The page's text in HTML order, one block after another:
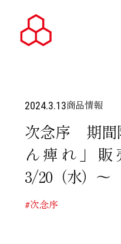
2024.3.13商品情報
次念序 期間
ん痺れ」
3/20（水）～
#次念序